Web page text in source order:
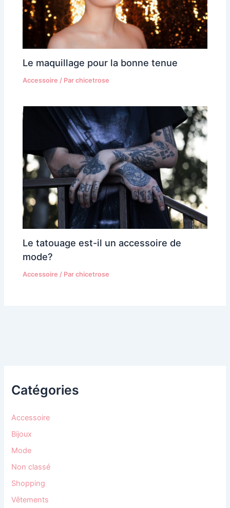
Le maquillage pour la bonne tenue
Accessoire / Parchicetrose
Le tatouage est-il un accessoire de
mode?
Accessoire / Parchicetrose
Catégories
Accessoire
Bijoux
Mode
Non classé
Shopping
Vêtements